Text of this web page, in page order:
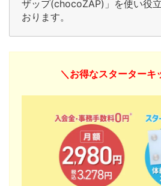
ザップ(chocoZAP)」を使い役
おります。
＼お得なスターターキ